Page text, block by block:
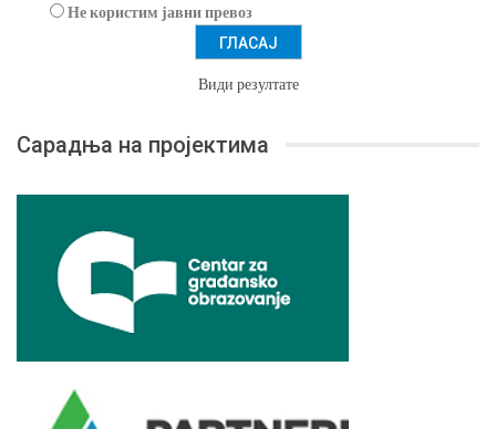
Не користим јавни превоз
Види резултате
Сарадња на пројектима